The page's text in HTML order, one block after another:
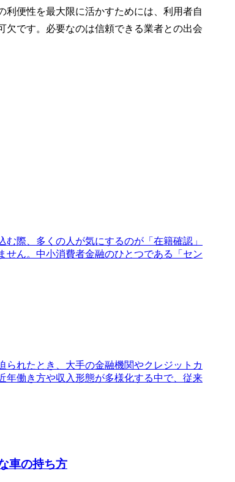
便性を最大限に活かすためには、利用者自
です。必要なのは信頼できる業者との出会
際、多くの人が気にするのが「在籍確認」
せん。中小消費者金融のひとつである「セン
れたとき、大手の金融機関やクレジットカ
年働き方や収入形態が多様化する中で、従来
車の持ち方